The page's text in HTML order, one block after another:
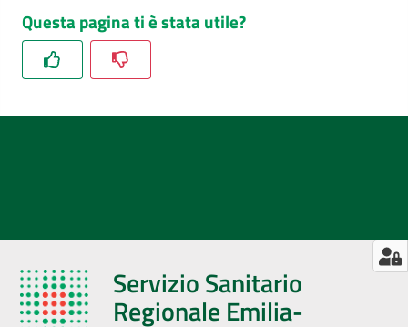
Questa pagina ti è stata utile?
Servizio Sanitario
Regionale Emilia-